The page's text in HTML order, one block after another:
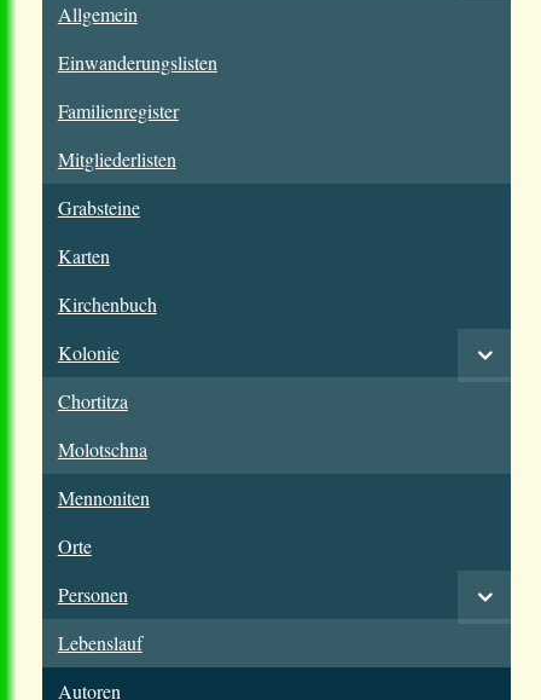
Allgemein
Einwanderungslisten
Familienregister
Mitgliederlisten
Grabsteine
Karten
Kirchenbuch
Kolonie
Chortitza
Molotschna
Mennoniten
Orte
Personen
Lebenslauf
Autoren